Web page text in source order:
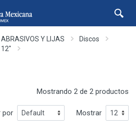
ABRASIVOS Y LIJAS
Discos
Mostrando 2 de 2 productos
por Mostrar